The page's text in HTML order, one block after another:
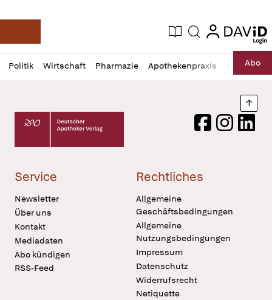
Deutsche Apotheker Zeitung
Aktuelle Ausgabe
Suche login
login
Politik Wirtschaft Pharmazie Apothekenpraxis RechtAbo
Profil
öffnen
Daz
Pur
Deutscher Apotheker Verlag Logo
FacebookInstagram
Service
Newsletter
Über uns
Kontakt
Mediadaten
Abo kündigen
RSS-Feed
Rechtliches
Allgemeine
Geschäftsbedingungen
Allgemeine
Nutzungsbedingungen
Impressum
Datenschutz
Widerrufsrecht
Netiquette